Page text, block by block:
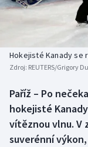
Basketbal
Biatlon
Box
Curling
Historické
Aplikace ČT
Hokejisté Kanady se
Zdroj: REUTERS/Grigory
Paříž – Po
hokejisté
vítěznou vlnu. V
suverénní